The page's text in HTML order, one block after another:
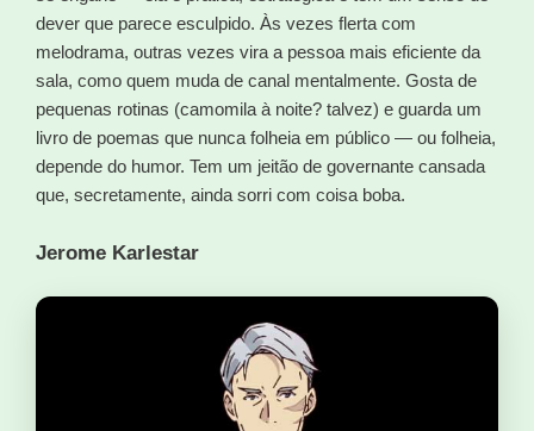
dever que parece esculpido. Às vezes flerta com
melodrama, outras vezes vira a pessoa mais eficiente da
sala, como quem muda de canal mentalmente. Gosta de
pequenas rotinas (camomila à noite? talvez) e guarda um
livro de poemas que nunca folheia em público — ou folheia,
depende do humor. Tem um jeitão de governante cansada
que, secretamente, ainda sorri com coisa boba.
Jerome Karlestar